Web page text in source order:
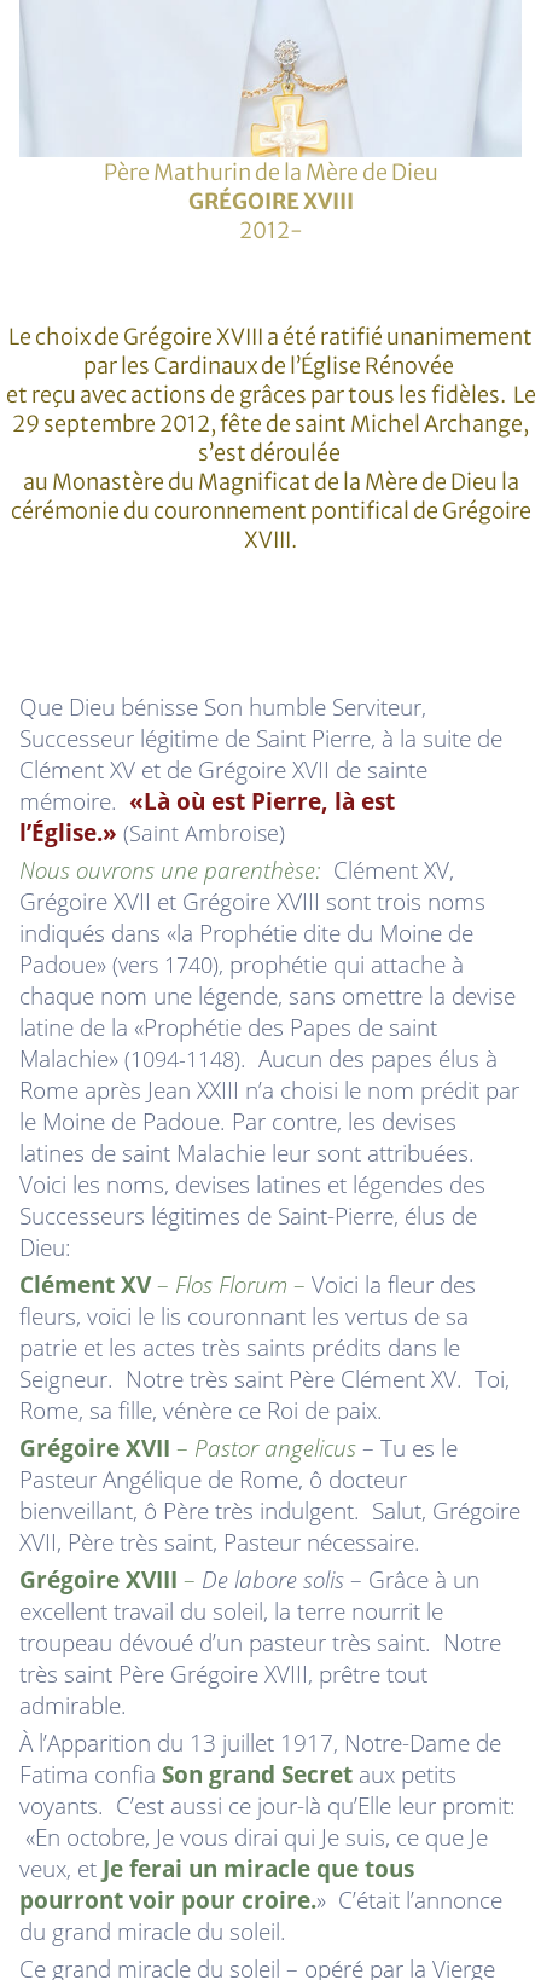
Père Mathurin de la Mère de Dieu
GRÉGOIRE XVIII
2012-
Le choix de Grégoire XVIII a été ratifié unanimement
par les Cardinaux de l’Église Rénovée
et reçu avec actions de grâces par tous les fidèles. Le
29 septembre 2012, fête de saint Michel Archange,
s’est déroulée
au Monastère du Magnificat de la Mère de Dieu la
cérémonie du couronnement pontifical de Grégoire
XVIII.
Que Dieu bénisse Son humble Serviteur,
Successeur légitime de Saint Pierre, à la suite de
Clément XV et de Grégoire XVII de sainte
mémoire. «Là où est Pierre, là est
l’Église.» (Saint Ambroise)
Nous ouvrons une parenthèse: Clément XV,
Grégoire XVII et Grégoire XVIII sont trois noms
indiqués dans «la Prophétie dite du Moine de
Padoue» (vers 1740), prophétie qui attache à
chaque nom une légende, sans omettre la devise
latine de la «Prophétie des Papes de saint
Malachie» (1094-1148). Aucun des papes élus à
Rome après Jean XXIII n’a choisi le nom prédit par
le Moine de Padoue. Par contre, les devises
latines de saint Malachie leur sont attribuées.
Voici les noms, devises latines et légendes des
Successeurs légitimes de Saint-Pierre, élus de
Dieu:
Clément XV– Flos Florum – Voici la fleur des
fleurs, voici le lis couronnant les vertus de sa
patrie et les actes très saints prédits dans le
Seigneur. Notre très saint Père Clément XV. Toi,
Rome, sa fille, vénère ce Roi de paix.
Grégoire XVII – Pastor angelicus– Tu es le
Pasteur Angélique de Rome, ô docteur
bienveillant, ô Père très indulgent. Salut, Grégoire
XVII, Père très saint, Pasteur nécessaire.
Grégoire XVIII – De labore solis– Grâce à un
excellent travail du soleil, la terre nourrit le
troupeau dévoué d’un pasteur très saint. Notre
très saint Père Grégoire XVIII, prêtre tout
admirable.
À l’Apparition du 13 juillet 1917, Notre-Dame de
Fatima confia Son grand Secret aux petits
voyants. C’est aussi ce jour-là qu’Elle leur promit:
«En octobre, Je vous dirai qui Je suis, ce que Je
veux, et Je ferai un miracle que tous
pourront voir pour croire.» C’était l’annonce
du grand miracle du soleil.
Ce grand miracle du soleil – opéré par la Vierge